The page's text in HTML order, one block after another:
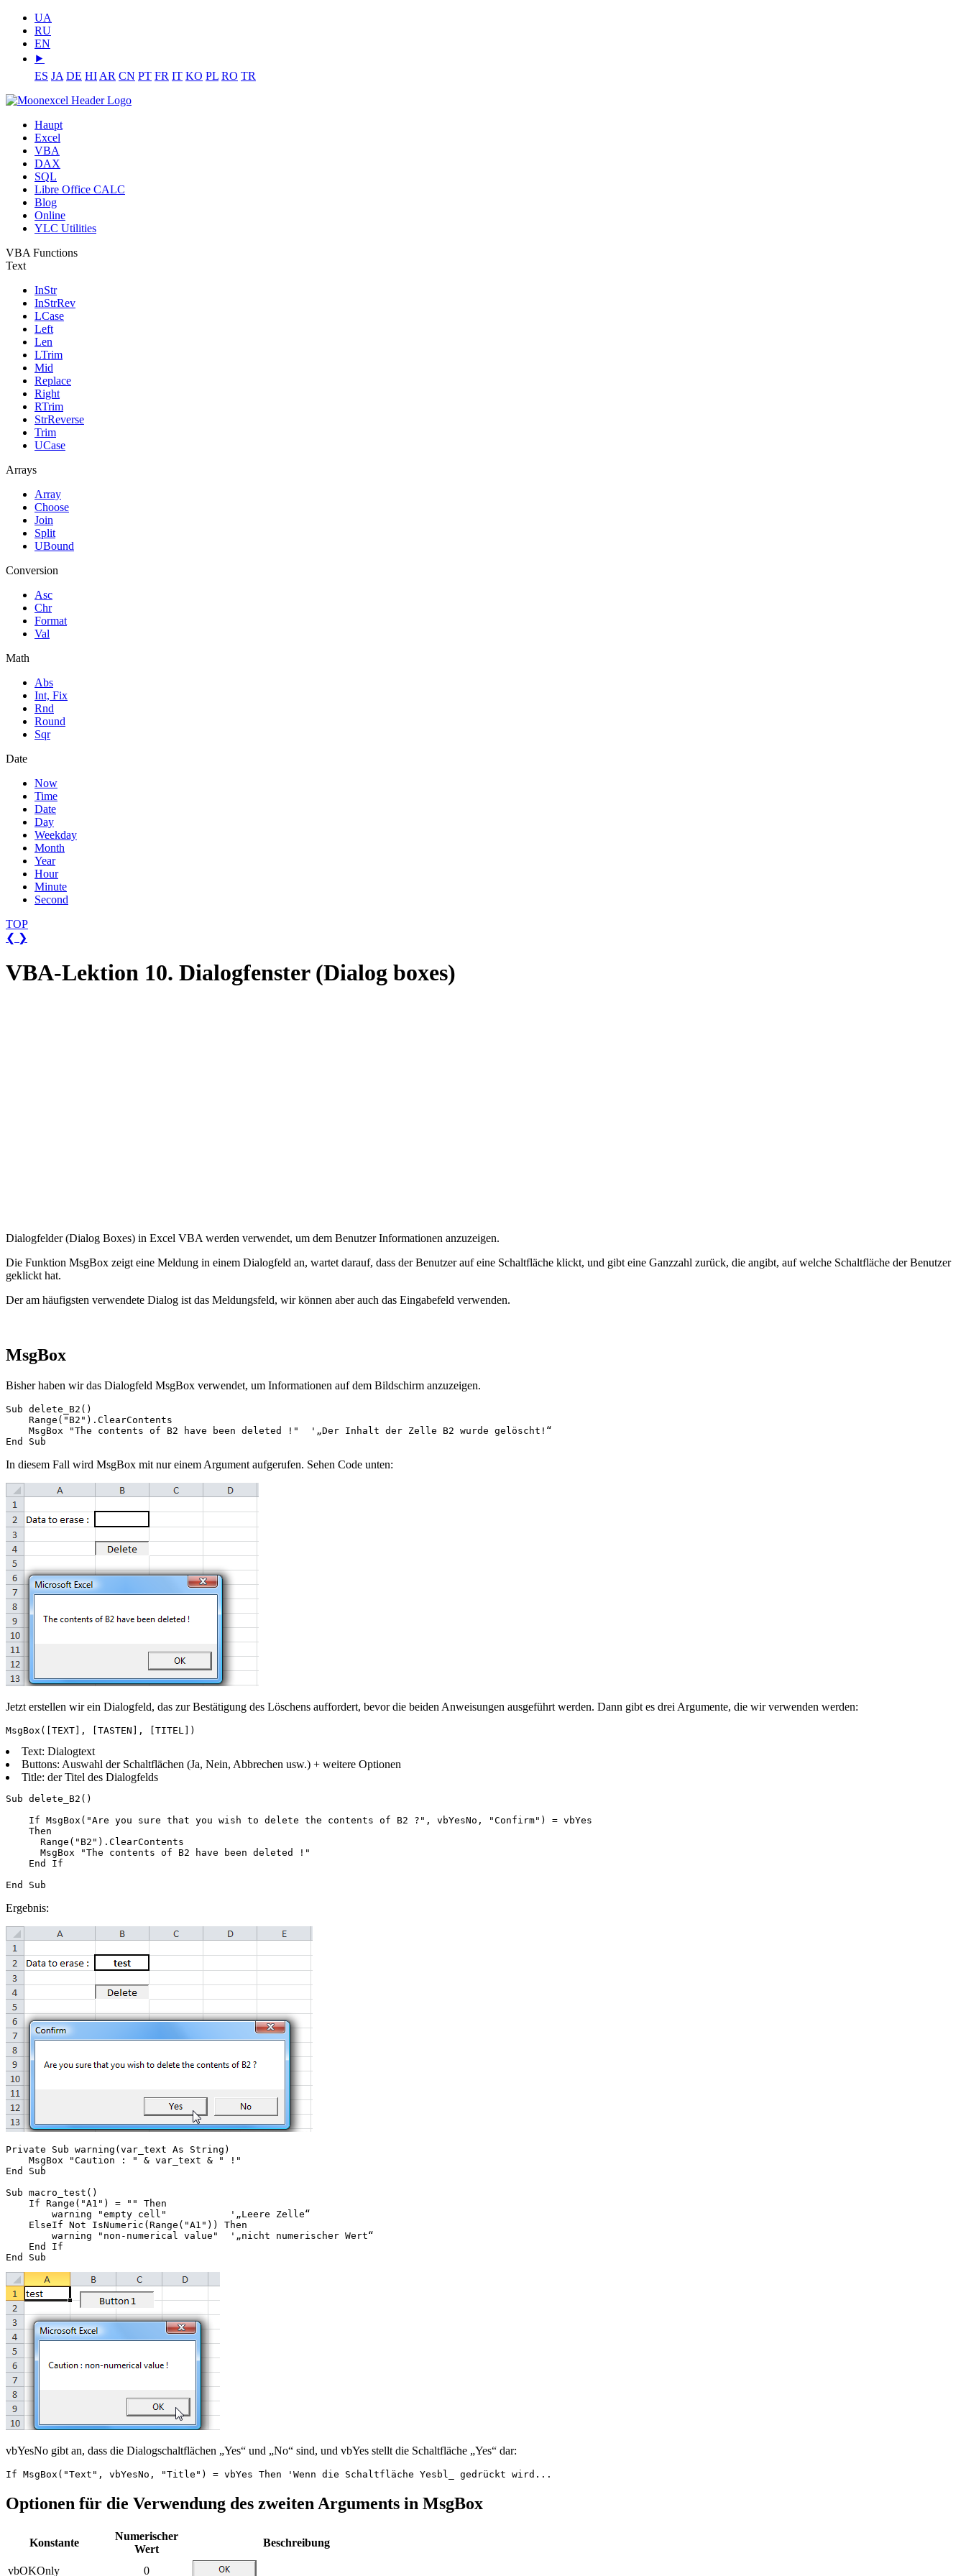
UA
RU
EN
⯈
ES JA DE HI AR CN PT FR IT KO PL RO TR
Haupt
Excel
VBA
DAX
SQL
Libre Office CALC
Blog
Online
YLC Utilities
VBA Functions
Text
InStr
InStrRev
LCase
Left
Len
LTrim
Mid
Replace
Right
RTrim
StrReverse
Trim
UCase
Arrays
Array
Choose
Join
Split
UBound
Conversion
Asc
Chr
Format
Val
Math
Abs
Int, Fix
Rnd
Round
Sqr
Date
Now
Time
Date
Day
Weekday
Month
Year
Hour
Minute
Second
TOP
❮ ❯
VBA-Lektion 10. Dialogfenster (Dialog boxes)
Dialogfelder (Dialog Boxes) in Excel VBA werden verwendet, um dem Benutzer Informationen anzuzeigen.
Die Funktion MsgBox zeigt eine Meldung in einem Dialogfeld an, wartet darauf, dass der Benutzer auf eine Schaltfläche klickt, und gibt eine Ganzzahl zurück, die angibt, auf welche Schaltfläche der Benutzer
geklickt hat.
Der am häufigsten verwendete Dialog ist das Meldungsfeld, wir können aber auch das Eingabefeld verwenden.
MsgBox
Bisher haben wir das Dialogfeld MsgBox verwendet, um Informationen auf dem Bildschirm anzuzeigen.
Sub delete_B2()
    Range("B2").ClearContents
    MsgBox "The contents of B2 have been deleted !"  '„Der Inhalt der Zelle B2 wurde gelöscht!“
In diesem Fall wird MsgBox mit nur einem Argument aufgerufen. Sehen Code unten:
Jetzt erstellen wir ein Dialogfeld, das zur Bestätigung des Löschens auffordert, bevor die beiden Anweisungen ausgeführt werden. Dann gibt es drei Argumente, die wir verwenden werden:
Text: Dialogtext
Buttons: Auswahl der Schaltflächen (Ja, Nein, Abbrechen usw.) + weitere Optionen
Title: der Titel des Dialogfelds
Sub delete_B2()
    If MsgBox("Are you sure that you wish to delete the contents of B2 ?", vbYesNo, "Confirm") = vbYes
    Then
      Range("B2").ClearContents
      MsgBox "The contents of B2 have been deleted !"
    End If
Ergebnis:
Private Sub warning(var_text As String)
    MsgBox "Caution : " & var_text & " !"
End Sub
Sub macro_test()
    If Range("A1") = "" Then
        warning "empty cell"           '„Leere Zelle“
    ElseIf Not IsNumeric(Range("A1")) Then
        warning "non-numerical value"  '„nicht numerischer Wert“
    End If
vbYesNo gibt an, dass die Dialogschaltflächen „Yes“ und „No“ sind, und vbYes stellt die Schaltfläche „Yes“ dar:
Optionen für die Verwendung des zweiten Arguments in MsgBox
Konstante
Numerischer
Wert
Beschreibung
vbOKOnly 0